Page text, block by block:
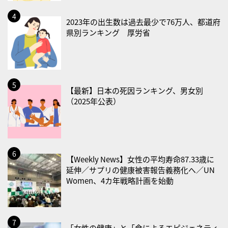
・禁煙の日
2026/08/23(日)
・不眠の日
・乳酸菌の日
2026/08/25(火)
2026/08/26(水)
・風呂の日
2026/08/29(土)
・筋肉強化の日
2026/08/30(日)
・ＥＰＡの日
2026/08/31(月)
2023年の出生数は過去最少で76万人、都道府
県別ランキング 厚労省
【最新】日本の死因ランキング、男女別
（2025年公表）
【Weekly News】女性の平均寿命87.33歳に
延伸／サプリの健康被害報告義務化へ／UN
Women、4カ年戦略計画を始動